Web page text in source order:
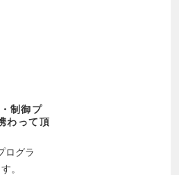
制御プ
わって頂
ログラ
。